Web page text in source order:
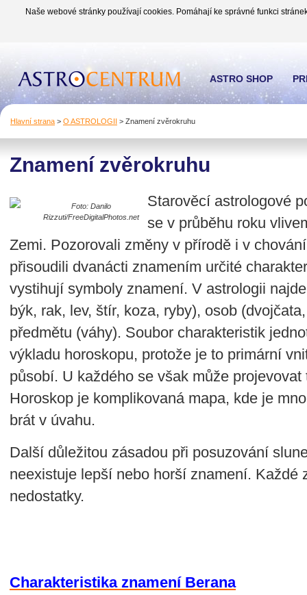
Naše webové stránky používají cookies. Pomáhají ke správné funkci
Hlavní strana > O ASTROLOGII > Znamení zvěrokruhu
Znamení zvěrokruhu
Foto: Danilo
Rizzuti/FreeDigitalPhotos.net
Starověcí astrologové
se v průběhu roku
Zemi. Pozorovali změny v přírodě i v
přisoudili dvanácti znamením určité
vystihují symboly znamení. V astrologii
býk, rak, lev, štír, koza, ryby), osob
předmětu (váhy). Soubor charakteristik
výkladu horoskopu, protože je to primární
působí. U každého se však může
Horoskop je komplikovaná mapa, kde je
brát v úvahu.
Další důležitou zásadou při posuzování
neexistuje lepší nebo horší znamení. Každé
nedostatky.
Charakteristika znamení Berana
ASTRO SHOP